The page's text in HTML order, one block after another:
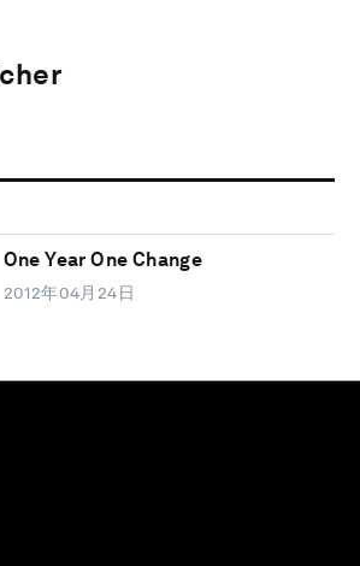
One Year One Change
2012年04月24日